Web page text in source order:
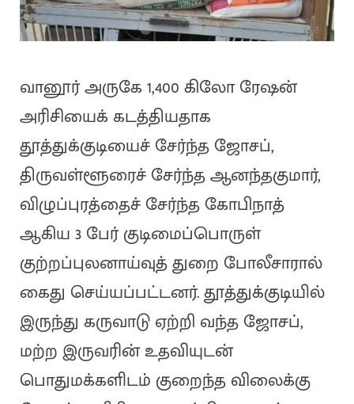
வானூர் அருகே 1,400 கிலோ ரேஷன்
அரிசியைக் கடத்தியதாக
தூத்துக்குடியைச் சேர்ந்த ஜோசப்,
திருவள்ளூரைச் சேர்ந்த ஆனந்தகுமார்,
விழுப்புரத்தைச் சேர்ந்த கோபிநாத்
ஆகிய 3 பேர் குடிமைப்பொருள்
குற்றப்புலனாய்வுத் துறை போலீசாரால்
கைது செய்யப்பட்டனர். தூத்துக்குடியில்
இருந்து கருவாடு ஏற்றி வந்த ஜோசப்,
மற்ற இருவரின் உதவியுடன்
பொதுமக்களிடம் குறைந்த விலைக்கு